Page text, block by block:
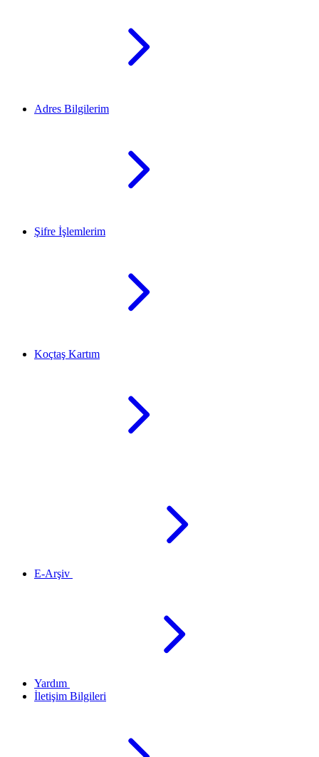
Adres Bilgilerim
Şifre İşlemlerim
Koçtaş Kartım
E-Arşiv
Yardım
İletişim Bilgileri